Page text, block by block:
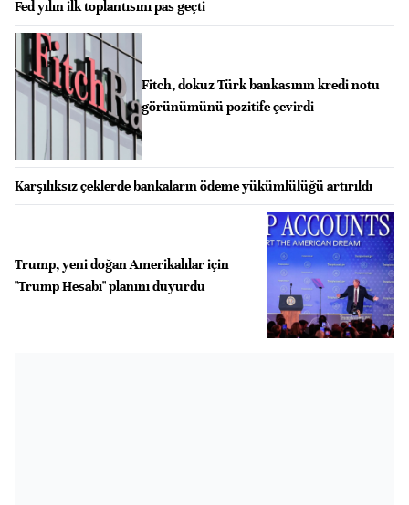
Fed yılın ilk toplantısını pas geçti
Fitch, dokuz Türk bankasının kredi notu
görünümünü pozitife çevirdi
Karşılıksız çeklerde bankaların ödeme yükümlülüğü artırıldı
Trump, yeni doğan Amerikalılar için
"Trump Hesabı" planını duyurdu